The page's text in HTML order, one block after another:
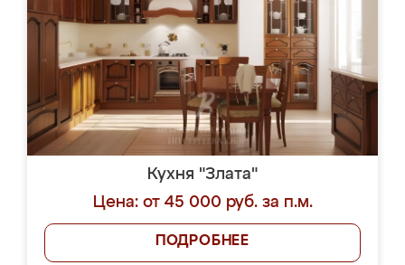
Кухня "Злата"
Цена: от 45 000 руб. за п.м.
ПОДРОБНЕЕ